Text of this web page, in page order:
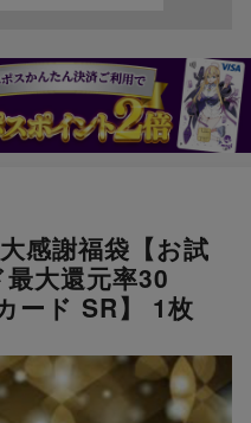
感謝福袋【お試
大還元率30
ード SR】 1枚